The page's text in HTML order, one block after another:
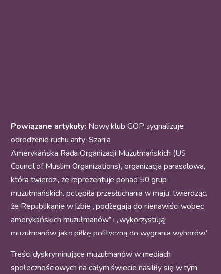
Powiązane artykuły: Nowy klub GOP sygnalizuje
odrodzenie ruchu anty-Szari’a
Amerykańska Rada Organizacji Muzułmańskich (US
Council of Muslim Organizations), organizacja parasolowa,
która twierdzi, że reprezentuje ponad 50 grup
muzułmańskich, potępiła przesłuchania w maju, twierdząc,
że Republikanie w Izbie „podżegają do nienawiści wobec
amerykańskich muzułmanów” i „wykorzystują
muzułmanów jako piłkę polityczną do wygrania wyborów.”
Treści dyskryminujące muzułmanów w mediach
społecznościowych na całym świecie nasiliły się w tym